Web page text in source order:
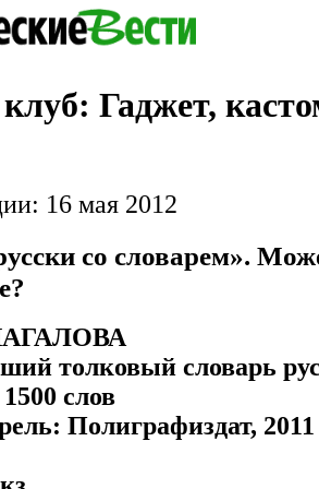
Гаджет,
16 мая 2012
со словарем».
толковый словарь
слов
Полиграфиздат,